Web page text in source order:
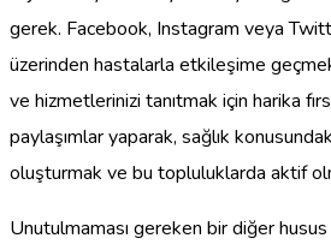
gerek. Facebook, Instagram veya
üzerinden hastalarla etkileşime
ve hizmetlerinizi tanıtmak için harika
paylaşımlar yaparak, sağlık
oluşturmak ve bu topluluklarda aktif
Unutulmaması gereken bir diğer